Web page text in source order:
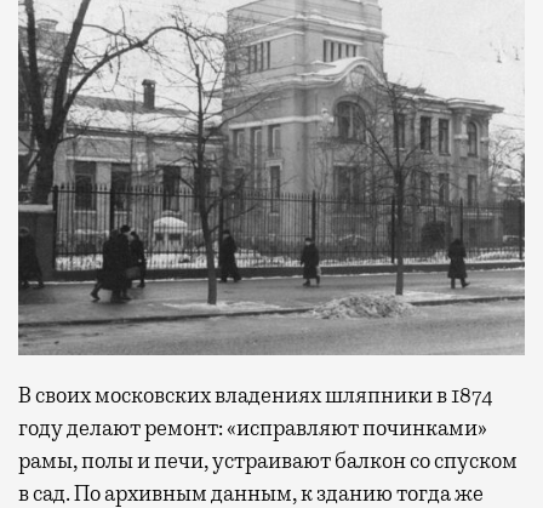
В своих московских владениях шляпники в 1874
году делают ремонт: «исправляют починками»
рамы, полы и печи, устраивают балкон со спуском
в сад. По архивным данным, к зданию тогда же